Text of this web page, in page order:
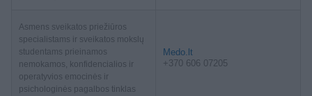
Asmens sveikatos priežiūros
specialistams ir sveikatos mokslų
studentams prieinamos
nemokamos, konfidencialios ir
operatyvios emocinės ir
psichologinės pagalbos tinklas
Medo.lt
+370 606 07205